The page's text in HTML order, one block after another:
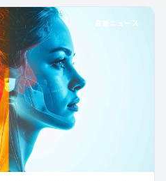
最新ニュース